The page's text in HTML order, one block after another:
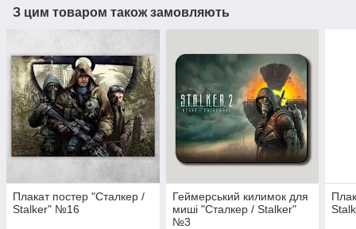
З цим товаром також замовляють
Плакат постер "Сталкер /
Stalker" №16
Геймерський килимок для
миші "Сталкер / Stalker"
№3